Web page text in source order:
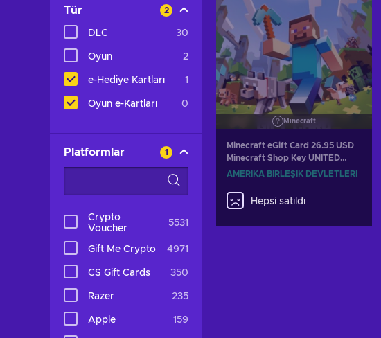
Tür 2
DLC 30
Oyun 2
e-Hediye Kartları 1
Oyun e-Kartları 0
Platformlar 1
Crypto
Voucher
5531
Gift Me Crypto 4971
CS Gift Cards 350
Razer 235
Apple 159
Minecraft
Minecraft eGift Card 26.95 USD
Minecraft Shop Key UNITED
STATES
AMERIKA BIRLEŞIK DEVLETLERI
Hepsi satıldı